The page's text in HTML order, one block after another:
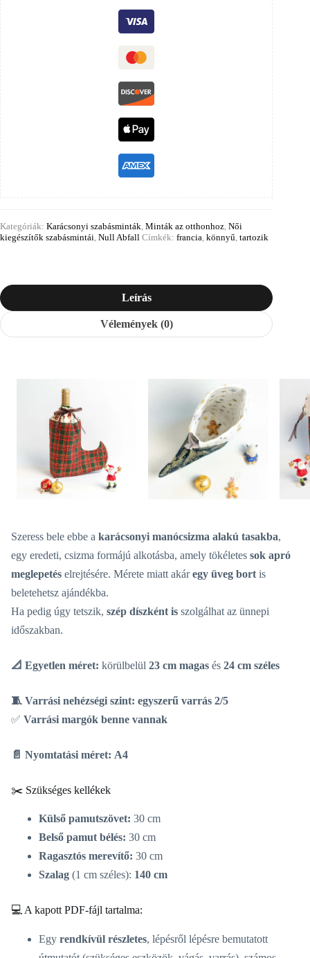
Kategóriák: Karácsonyi szabásminták Minták az otthonhoz Női
kiegészítők szabásmintái Null Abfall Címkék: francia könnyű tartozik
Leírás
Vélemények (0)
Szeress bele ebbe a karácsonyi manócsizma alakú tasakba,
egy eredeti, csizma formájú alkotásba, amely tökéletes sok apró
meglepetés elrejtésére. Mérete miatt akáregy üveg bort is
beletehetsz ajándékba.
Ha pedig úgy tetszik, szép díszként is szolgálhat az ünnepi
időszakban.
📐 Egyetlen méret: körülbelül 23 cm magas és 24 cm széles
🧵 Varrási nehézségi szint: egyszerű varrás 2/5
✅ Varrási margók benne vannak
📄 Nyomtatási méret: A4
✂️ Szükséges kellékek
Külső pamutszövet: 30 cm
Belső pamut bélés: 30 cm
Ragasztós merevítő: 30 cm
Szalag (1 cm széles): 140 cm
💻 A kapott PDF-fájl tartalma:
Egy rendkívül részletes, lépésről lépésre bemutatott